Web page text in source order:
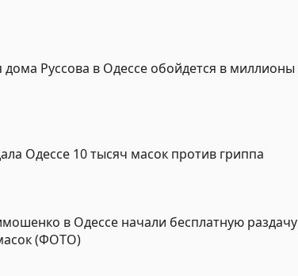
дома Руссова в Одессе обойдется в миллионы
Одессе 10 тысяч масок против гриппа
в Одессе начали бесплатную раздачу
(ФОТО)